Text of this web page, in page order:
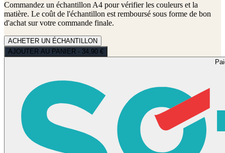
Commandez un échantillon A4 pour vérifier les couleurs et la
matière. Le coût de l'échantillon est remboursé sous forme de bon
d'achat sur votre commande finale.
ACHETER UN ÉCHANTILLON
AJOUTER AU PANIER - 34,90 €